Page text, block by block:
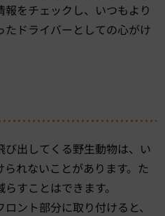
をチェックし、いつもより
ドライバーとしての心がけ
出してくる野生動物は、い
れないことがあります。た
すことはできます。
ント部分に取り付けると、